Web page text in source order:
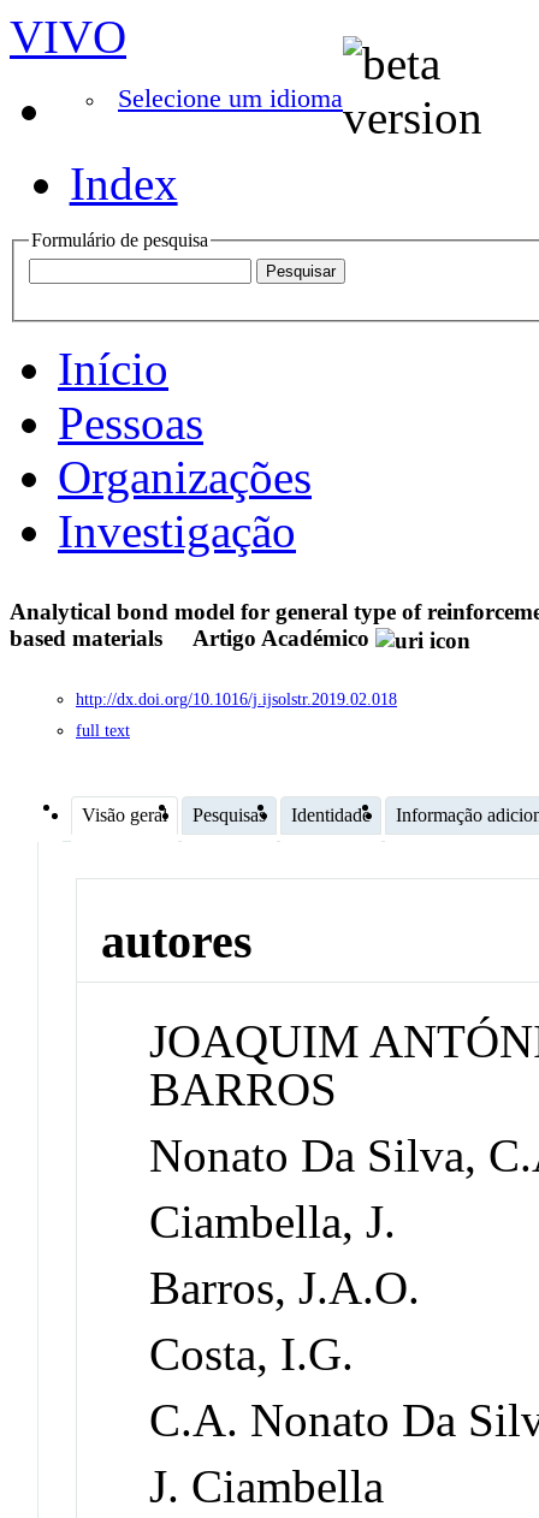
VIVO
Selecione um idioma
Index
Formulário de pesquisa
Início
Pessoas
Organizações
Investigação
Analytical bond model for general type of
based materials
Artigo Académico
http://dx.doi.org/10.1016/j.ijsolstr.2019.02.018
full text
Visão geral Pesquisas Identidade Informação
autores
JOAQUIM
BARROS
Nonato Da Silva,
Ciambella, J.
Barros, J.A.O.
Costa, I.G.
C.A. Nonato Da
J. Ciambella